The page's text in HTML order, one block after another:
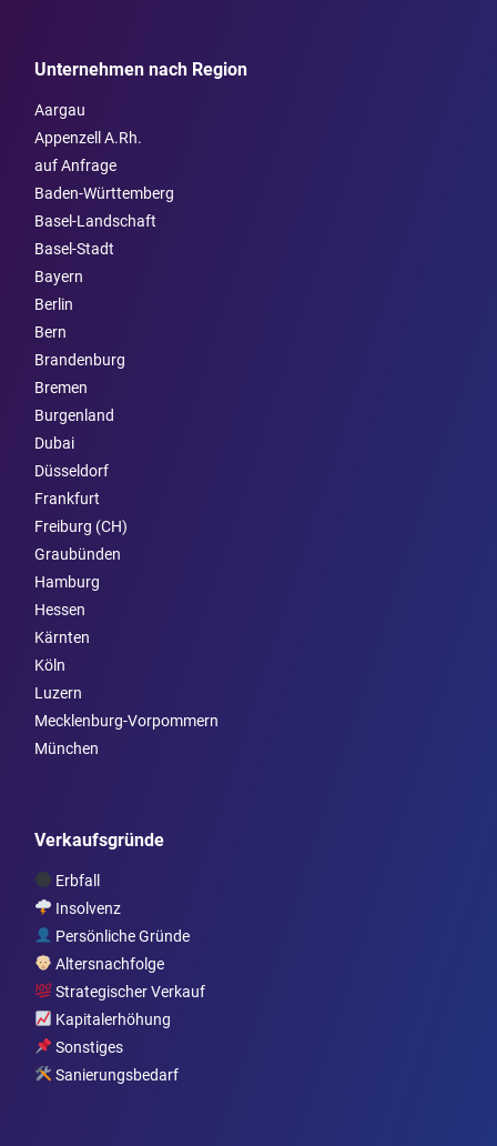
Unternehmen nach Region
Aargau
Appenzell A.Rh.
auf Anfrage
Baden-Württemberg
Basel-Landschaft
Basel-Stadt
Bayern
Berlin
Bern
Brandenburg
Bremen
Burgen­land
Dubai
Düsseldorf
Frankfurt
Freiburg (CH)
Graubünden
Hamburg
Hessen
Kärnten
Köln
Luzern
Mecklenburg-Vorpommern
München
Verkaufsgründe
Erbfall
Insolvenz
Persönliche Gründe
Altersnachfolge
Strategischer Verkauf
Kapitalerhöhung
Sonstiges
Sanierungsbedarf